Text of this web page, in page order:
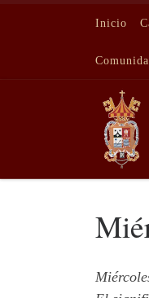
Saltar al contenido
Inicio